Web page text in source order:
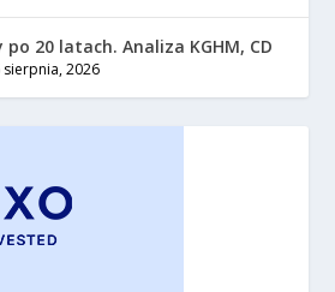
po 20 latach. Analiza KGHM, CD
sierpnia, 2026